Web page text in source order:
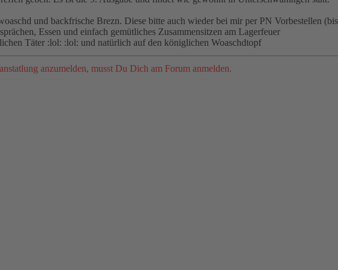
und backfrische Brezn. Diese bitte auch wieder bei mir per PN Vorbestellen
Essen und einfach gemütliches Zusammensitzen am Lagerfeuer
Täter :lol: :lol: und natürlich auf den königlichen Woaschdtopf
anzumelden, musst Du Dich am Forum anmelden.